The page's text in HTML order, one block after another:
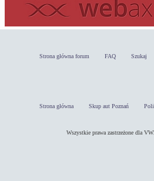
Strona główna forum FAQ Szukaj
Strona główna Skup aut Poznań
Wszystkie prawa zastrzeżone dla